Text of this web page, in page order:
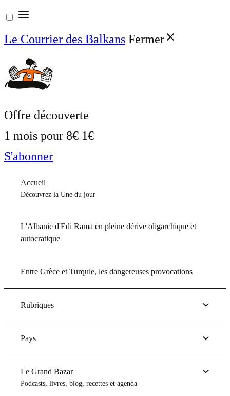
Aller
au
contenu
Le Courrier des Balkans Fermer
Offre découverte
1 mois pour 8€ 1€
S'abonner
Accueil
Découvrez la Une du jour
L'Albanie d'Edi Rama en pleine dérive oligarchique et
autocratique
Entre Grèce et Turquie, les dangereuses provocations
Rubriques
Pays
Le Grand Bazar
Podcasts, livres, blog, recettes et agenda